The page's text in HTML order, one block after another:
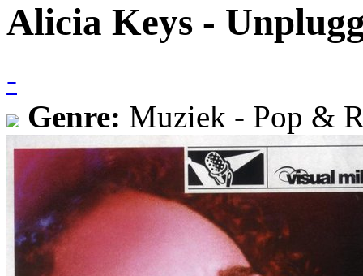
Alicia Keys -
-
Genre: Muziek - Pop &